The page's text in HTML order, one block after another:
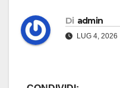
Di admin
LUG 4, 2026